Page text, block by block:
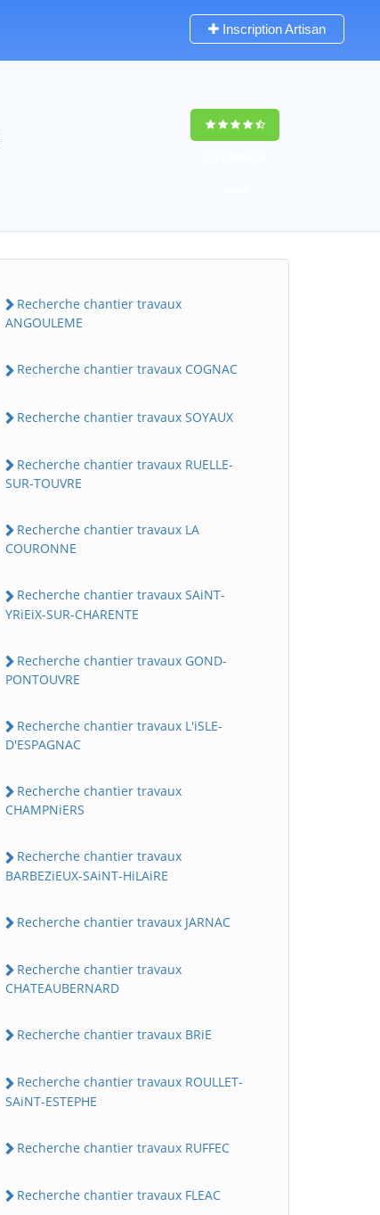
Inscription Artisan
Recherche chantier travaux
ANGOULEME
Recherche chantier travaux COGNAC
Recherche chantier travaux SOYAUX
Recherche chantier travaux RUELLE-
SUR-TOUVRE
Recherche chantier travaux LA
COURONNE
Recherche chantier travaux SAiNT-
YRiEiX-SUR-CHARENTE
Recherche chantier travaux GOND-
PONTOUVRE
Recherche chantier travaux L'iSLE-
D'ESPAGNAC
Recherche chantier travaux
CHAMPNiERS
Recherche chantier travaux
BARBEZiEUX-SAiNT-HiLAiRE
Recherche chantier travaux JARNAC
Recherche chantier travaux
CHATEAUBERNARD
Recherche chantier travaux BRiE
Recherche chantier travaux ROULLET-
SAiNT-ESTEPHE
Recherche chantier travaux RUFFEC
Recherche chantier travaux FLEAC